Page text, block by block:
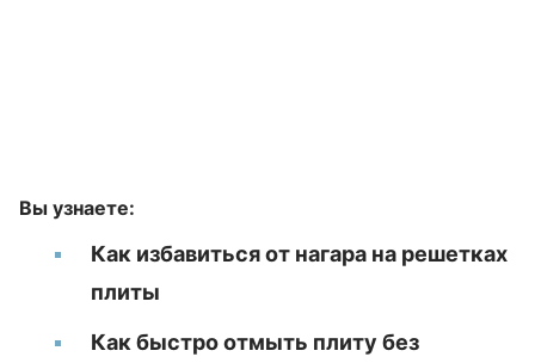
Вы узнаете:
Как избавиться от нагара на решетках
плиты
Как быстро отмыть плиту без